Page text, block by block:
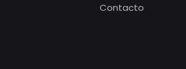
Contacto